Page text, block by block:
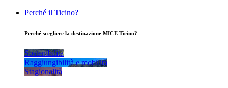
Perché il Ticino?
Perché scegliere la destinazione MICE Ticino?
Sostenibilità
Raggiungibilità e mobilità
Stagionalità